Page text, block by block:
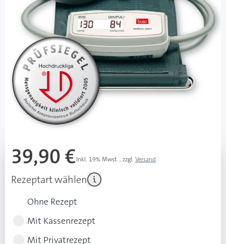
boso medicus smart - für den Oberarm /
1 Stück
PZN: 03060729 / Diashop.de Kat.-Nr.110212
Lieferzeit 3-7 Werktage
Besonderheiten
extra klein und extra leicht, ideal auf Reisen
Mehr über das Produkt
39,90 €Inkl. 19% Mwst. , zzgl. Versand
Rezeptart wählen
Ohne Rezept
Mit Kassenrezept
Mit Privatrezept